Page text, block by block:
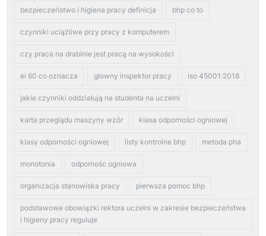
bezpieczeństwo i higiena pracy definicja bhp co to
czynniki uciążliwe przy pracy z komputerem
czy praca na drabinie jest pracą na wysokości
ei 60 co oznacza glowny inspektor pracy iso 45001:2018
jakie czynniki oddziałują na studenta na uczelni
karta przeglądu maszyny wzór klasa odporności ogniowej
klasy odporności ogniowej listy kontrolne bhp metoda pha
monotonia odpornośc ogniowa
organizacja stanowiska pracy pierwsza pomoc bhp
podstawowe obowiązki rektora uczelni w zakresie bezpieczeństwa
i higieny pracy reguluje